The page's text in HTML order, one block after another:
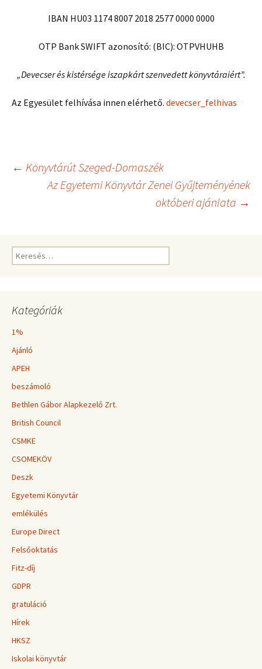
IBAN HU03 1174 8007 2018 2577 0000 0000
OTP Bank SWIFT azonosító: (BIC): OTPVHUHB
„Devecser és kistérsége iszapkárt szenvedett könyvtáraiért”.
Az Egyesület felhívása innen elérhető. devecser_felhivas
Bejegyzés
← Könyvtárút Szeged-Domaszék
Az Egyetemi Könyvtár Zenei Gyűjteményének
októberi ajánlata →
Keresés:
Kategóriák
1%
Ajánló
APEH
beszámoló
Bethlen Gábor Alapkezelő Zrt.
British Council
CSMKE
CSOMEKÖV
Deszk
Egyetemi Könyvtár
emlékülés
Europe Direct
Felsőoktatás
Fitz-díj
GDPR
gratuláció
Hírek
HKSZ
Iskolai könyvtár